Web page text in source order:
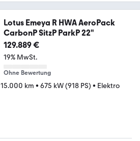
Lotus Emeya R HWA AeroPack
CarbonP SitzP ParkP 22"
129.889 €
19% MwSt.
Ohne Bewertung
15.000 km • 675 kW (918 PS) • Elektro